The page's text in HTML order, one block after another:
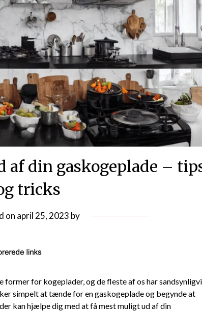
af din gaskogeplade –
tricks
on april 25, 2023 by
former for kogeplader, og de fleste af os har
simpelt at tænde for en gaskogeplade og begynde at
kan hjælpe dig med at få mest muligt ud af din